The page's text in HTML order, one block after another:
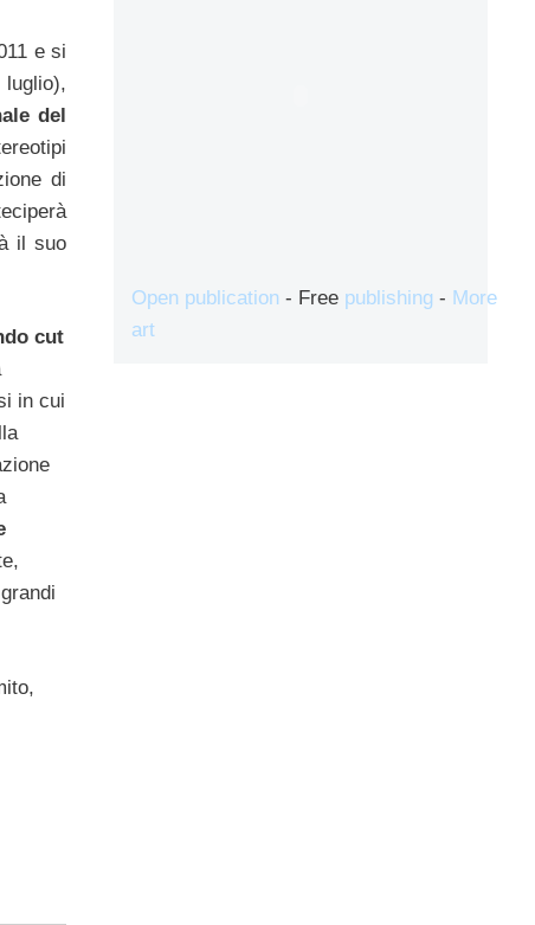
e si
del
di
il suo
cut
in cui
Open publication - Free publishing - More
art